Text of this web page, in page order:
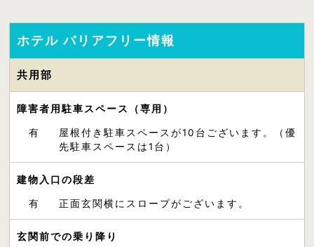
ホテル バリアフリー情報
共用部
障害者用駐車スペース（専用）
有
屋根付き駐車スペースが10台ございます。（優
先駐車スペースは1台）
建物入口の段差
有 正面玄関横にスロープがございます。
玄関前での乗り降り